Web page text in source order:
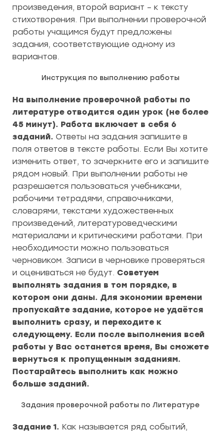
произведения, второй вариант – к тексту
стихотворения. При выполнении проверочной
работы учащимся будут предложены
задания, соответствующие одному из
вариантов.
Инструкция по выполнению работы
На выполнение проверочной работы по
литературе отводится один урок (не более
45 минут). Работа включает в себя 6
заданий. Ответы на задания запишите в
поля ответов в тексте работы. Если Вы хотите
изменить ответ, то зачеркните его и запишите
рядом новый. При выполнении работы не
разрешается пользоваться учебниками,
рабочими тетрадями, справочниками,
словарями, текстами художественных
произведений, литературоведческими
материалами и критическими работами. При
необходимости можно пользоваться
черновиком. Записи в черновике проверяться
и оцениваться не будут. Советуем
выполнять задания в том порядке, в
котором они даны. Для экономии времени
пропускайте задание, которое не удаётся
выполнить сразу, и переходите к
следующему. Если после выполнения всей
работы у Вас останется время, Вы сможете
вернуться к пропущенным заданиям.
Постарайтесь выполнить как можно
больше заданий.
Задания проверочной работы по Литературе
Задание 1. Как называется ряд событий,